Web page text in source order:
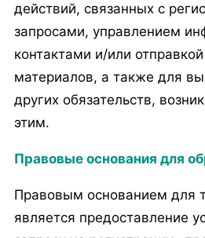
действий, связанных с
запросами, управлением
контактами и/или
материалов, а также для
других обязательств,
этим.
Правовые основания для
Правовым основанием для
является предоставление